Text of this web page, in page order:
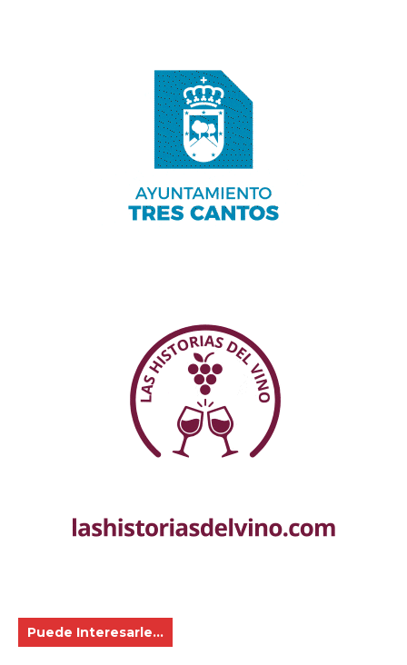
Puede Interesarle...